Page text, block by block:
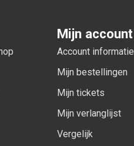
Mijn account
Account informatie
Mijn bestellingen
Mijn tickets
Mijn verlanglijst
Vergelijk